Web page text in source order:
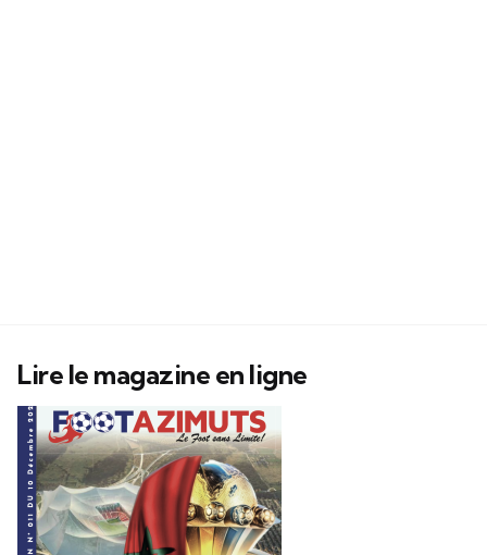
Lire le magazine en ligne